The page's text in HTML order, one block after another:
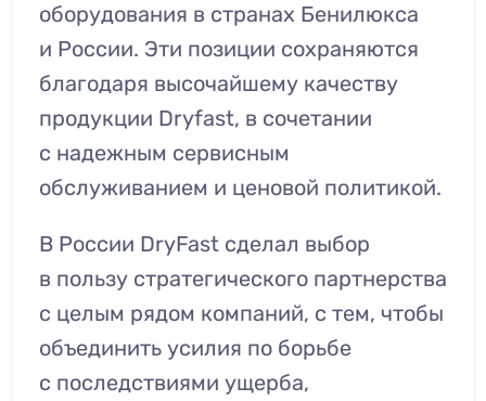
оборудования в странах Бенилюкса
и России. Эти позиции сохраняются
благодаря высочайшему качеству
продукции Dryfast, в сочетании
с надежным сервисным
обслуживанием и ценовой политикой.
В России DryFast сделал выбор
в пользу стратегического партнерства
с целым рядом компаний, с тем, чтобы
объединить усилия по борьбе
с последствиями ущерба,